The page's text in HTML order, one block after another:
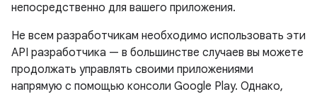
непосредственно для вашего приложения.
Не всем разработчикам необходимо использовать эти
API разработчика — в большинстве случаев вы можете
продолжать управлять своими приложениями
напрямую с помощью консоли Google Play. Однако,